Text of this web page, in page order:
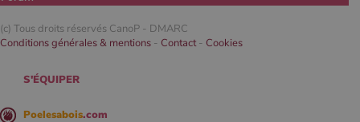
(c) Tous droits réservés CanoP - DMARC
Conditions générales & mentions - Contact- Cookies
S'ÉQUIPER
Poelesabois.com